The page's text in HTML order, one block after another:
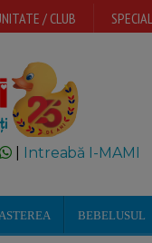
/ CLUB SPECIAL
Intreabă I-MAMI
BEBELUSUL